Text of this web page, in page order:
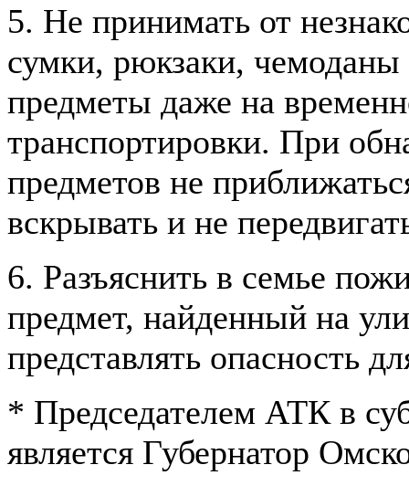
5. Не принимать от
сумки, рюкзаки,
предметы даже на
транспортировки. При
предметов не
вскрывать и не
6. Разъяснить в семье
предмет, найденный на
представлять опасность
* Председателем АТК в
является Губернатор